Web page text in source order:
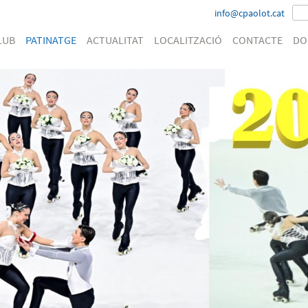
info@cpaolot.cat
PATINATGE ACTUALITAT LOCALITZACIÓ CONTACTE